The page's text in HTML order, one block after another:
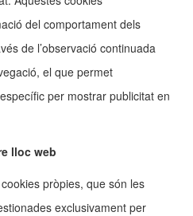
del comportament dels
de l’observació continuada
el que permet
per mostrar publicitat en
lloc web
pròpies, que són les
exclusivament per